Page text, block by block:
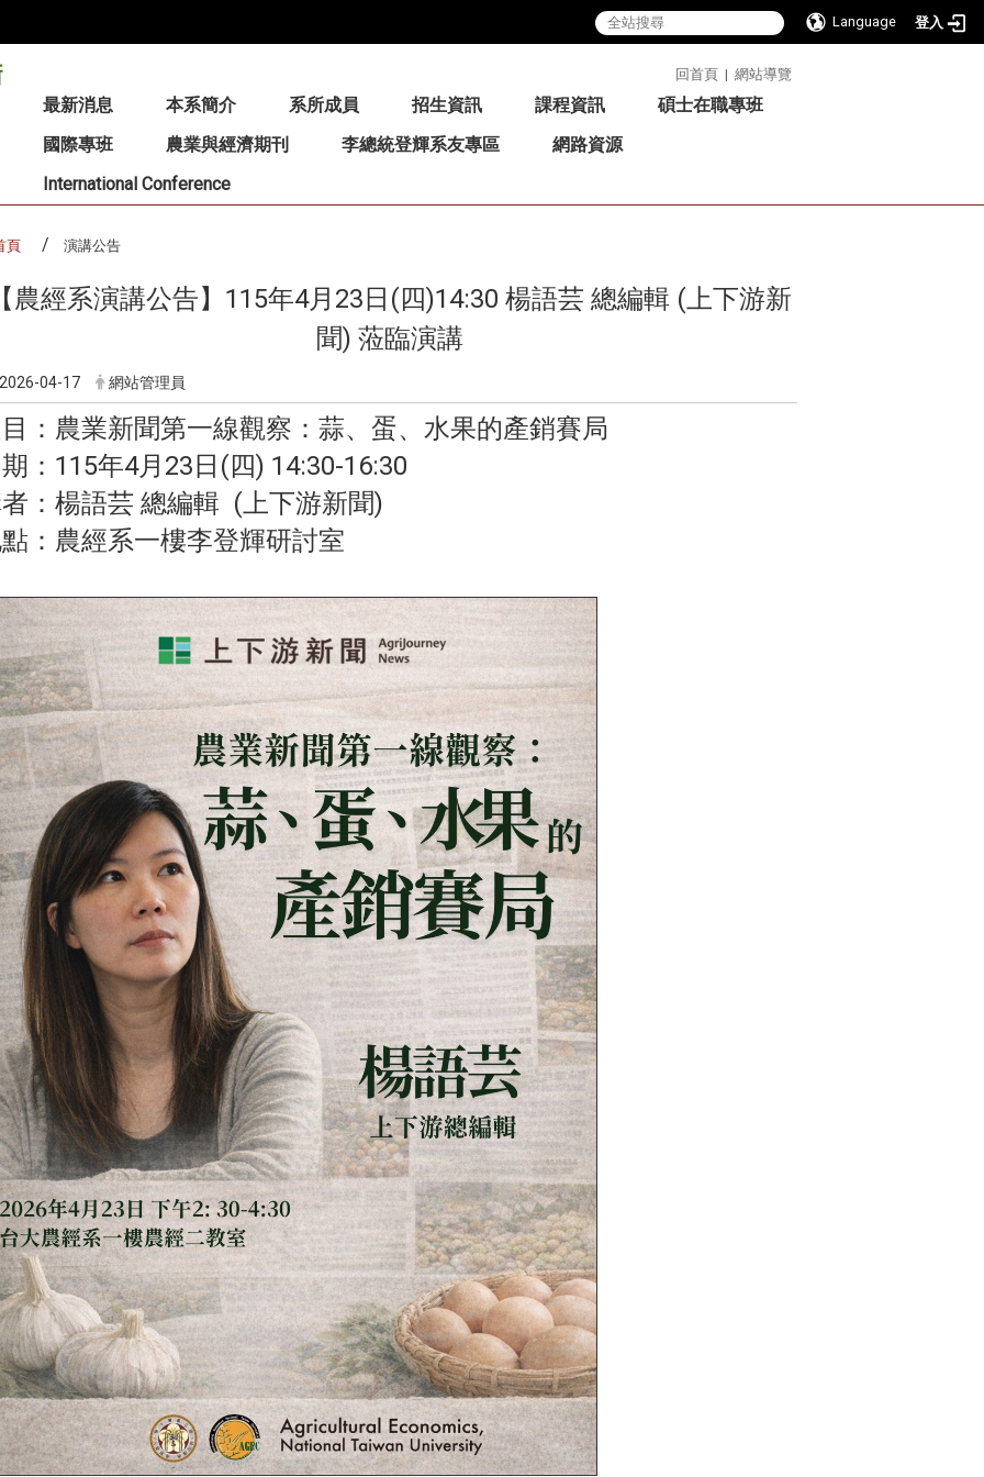
Language 登入
回首頁 | 網站導覽
最新消息 本系簡介 系所成員 招生資訊 課程資訊
碩士在職專班
國際專班
農業與經濟期刊 李總統登輝系友專區
網路資源
International Conference
頁 演講公告
農經系演講公告】115年4月23日(四)14:30 楊語芸 總編輯 (上下游新
聞) 蒞臨演講
04-17 網站管理員
：農業新聞第一線觀察：蒜、蛋、水果的產銷賽局
：115年4月23日(四) 14:30-16:30
：楊語芸 總編輯 (上下游新聞)
：農經系一樓李登輝研討室